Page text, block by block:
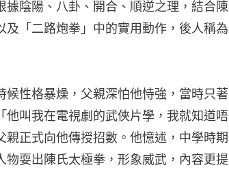
據陰陽、八卦、開合、順逆之理，結合陳
及「二路炮拳」中的實用動作，後人稱為
候性格暴燥，父親深怕他恃強，當時只著
他叫我在電視劇的武俠片學，我就知道唔
正式向他傳授招數。他憶述，中學時期
耍出陳氏太極拳，形象威武，內容更提